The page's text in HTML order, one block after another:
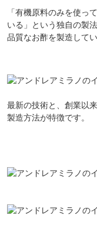
「有機原料のみを使っ
いる」
という独自の製
品質なお酢を製造してい
最新の技術と、創業以
製造方法が特徴です。